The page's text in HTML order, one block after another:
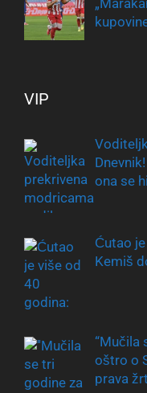
VIP
ona se
Ćutao
Kemiš
“Mučila
oštro o
prava